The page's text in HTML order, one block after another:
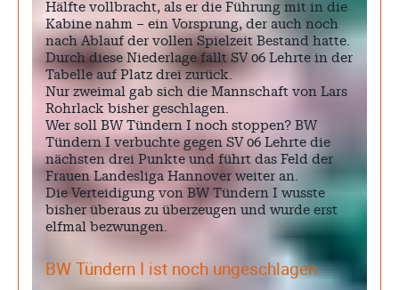
Hälfte vollbracht, als er die Führung mit in die
Kabine nahm – ein Vorsprung, der auch noch
nach Ablauf der vollen Spielzeit Bestand hatte.
Durch diese Niederlage fällt SV 06 Lehrte in der
Tabelle auf Platz drei zurück.
Nur zweimal gab sich die Mannschaft von Lars
Rohrlack bisher geschlagen.
Wer soll BW Tündern I noch stoppen? BW
Tündern I verbuchte gegen SV 06 Lehrte die
nächsten drei Punkte und führt das Feld der
Frauen Landesliga Hannover weiter an.
Die Verteidigung von BW Tündern I wusste
bisher überaus zu überzeugen und wurde erst
elfmal bezwungen.
BW Tündern I ist noch ungeschlagen.